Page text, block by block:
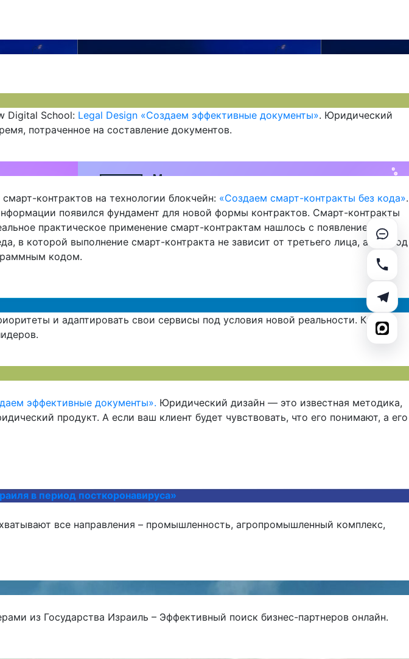
Digital School: Legal Design «Создаем эффективные документы». Юридический
потраченное на составление документов.
контрактов на технологии блокчейн: «Создаем смарт-контракты без кода».
появился фундамент для новой формы контрактов. Смарт-контракты
практическое применение смарт-контрактам нашлось с появлением
в которой выполнение смарт-контракта не зависит от третьего лица, а его код
кодом.
и адаптировать свои сервисы под условия новой реальности. Кризис
эффективные документы». Юридический дизайн — это известная методика,
продукт. А если ваш клиент будет чувствовать, что его понимают, а его
в период посткоронавируса»
все направления – промышленность, агропромышленный комплекс,
из Государства Израиль – Эффективный поиск бизнес-партнеров онлайн.